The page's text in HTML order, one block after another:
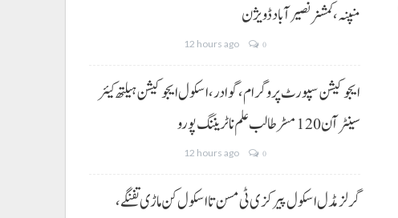
منپنہ،کمشنر نصیرآباد ڈویژن
12 hours ago 0
ایجوکیشن سپورٹ پروگرام،گوادر، اسکول ایجوکیشن ہیلتھ کیئر
سینٹر آن 120 مسڑ طالب علم نا ٹریننگ پورو
12 hours ago 0
گرلز مڈل اسکول پیرکزی ٹی مسن تا اسکول کن ماڑی تفنگے،